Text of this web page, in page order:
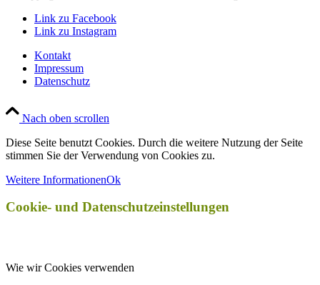
Link zu Facebook
Link zu Instagram
Kontakt
Impressum
Datenschutz
Nach oben scrollen
Diese Seite benutzt Cookies. Durch die weitere Nutzung der Seite
stimmen Sie der Verwendung von Cookies zu.
Weitere InformationenOk
Cookie- und Datenschutzeinstellungen
Wie wir Cookies verwenden